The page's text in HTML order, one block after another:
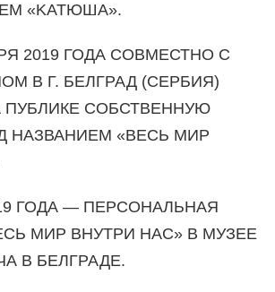
«KАТЮША».
2019 ГОДА СОВМЕСТНО С
В Г. БЕЛГРАД (СЕРБИЯ)
ПУБЛИКЕ СОБСТВЕННУЮ
НАЗВАНИЕМ «ВЕСЬ МИР
ГОДА — ПЕРСОНАЛЬНАЯ
МИР ВНУТРИ НАС» В МУЗЕЕ
В БЕЛГРАДЕ.